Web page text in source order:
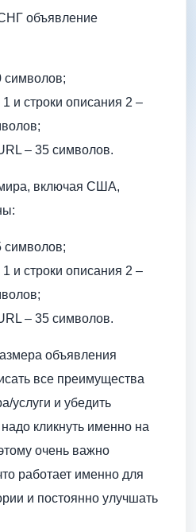
объявление
символов;
и строки описания 2 –
– 35 символов.
включая США,
символов;
и строки описания 2 –
– 35 символов.
объявления
все преимущества
услуги и убедить
кликнуть именно на
очень важно
работает именно для
и постоянно улучшать